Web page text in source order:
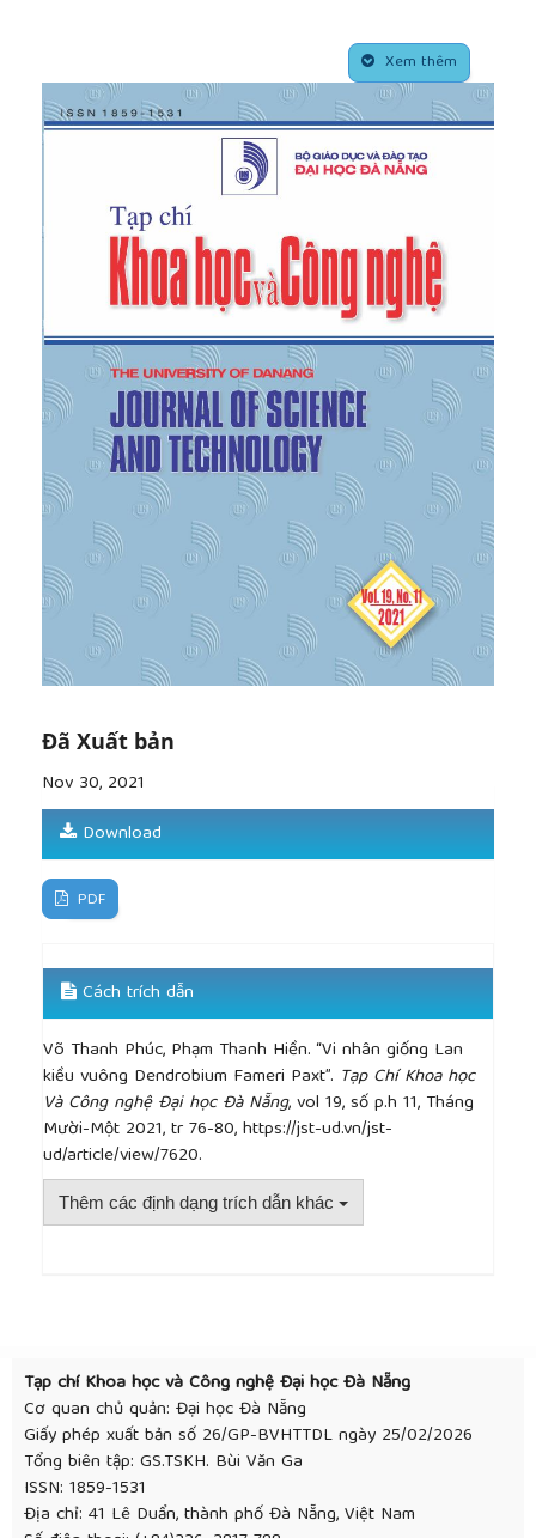
an Endangered Orchid – Dendrobium farmeri Paxt.
(Orchidaceae)”, Floriculture and Ornamental
Biotechnology, vol 4, 2010, pp. 22- 28.
[5]Teixeira da Silva J.A., Cardoso J.C., Dobraszki J,
Zeng S., “Dendrobium micropropagation: a review”,
Plant Cell Rep, vol 34, 2015, pp. 671–704.
Lê Hồng Giang, Nguyễn Bảo Toàn, “Hiệu quả
của chitosan lên sự sinh trưởng của cụm chồi và
cây con lan hồ điệp (Phalaenopsis sp.) in vitro”. Tạp
chí Khoa học, số 24 a, 2012, trang 88-95.
[7]Tantasawat P., Wannajindaporn A., Chantawaree
C., Wangpunga C., Poomsom K., Sorntip A.,
“Chitosan stimulates growth of micropropagated
Dendrobium plantlets”, Acta horticulturae, vol 878,
2010, pp. 205-212.
[8]Murashige T., Skoog F., "A revised medium for
rapid growth and bio assays with tobacco tissue
cultures". Physiologia Plantarum, vol 15 (3), 1962, pp.
473–497.
[9]Mai Thị Phương Hoa, Đỗ Tiến Vinh, “Nuôi cấy
protocorm lan thạch hộc thiết bì (Dendrobium
officinale Kimura et Migo) in vitro”, Tạp chí Khoa
học & Công nghệ, số 3, 2018, trang 52-58.
[10] Khatun H, Khatun M.M., Biswas M.S., Kabir M.R.,
Al-Amin M., “In vitro growth and development of
Dendrobium Hybrid orchid”. Bangladesh J. Agril. Res,
[11]Đặng Thị Thắm, H’Yon Niê Bing, Nguyễn Thị
Thanh Hằng, Đinh Văn Khiêm, Nông Văn Duy, Trần
Thái Vinh, Quách Văn Hợi, Vũ Kim Công, “Vi nhân
giống lan nhất điểm hoàng (Dendrobium
heterocarpum Lindl.)”, Tạp chí Công nghệ Sinh học,
số 16 (1), 2018, trang 127-135.
[12]
(Dendrobium officinale Kimura et Migo)”, Tạp chí
– 38.
[13] Nguyễn Đức Lượng, Lê Thị Thủy Tiên, Công
nghệ tế bào, Nhà xuất bản Đại học quốc gia
TPHCM, 2016.
[14] Aktar S.A., Nasiruddin K. M., Hossain K, “Effects
of different media and organic additives interaction
on in vitro regeneration of Dendrobium orchid”,
Journal of Agriculture & Rural Development, vol 6
P., Pichyangkura R., Bunjongrat R., Chadchawan S.,
& Limpanavech P., “Improving the micropropagation
efficiency of hybrid Dendrobium orchids with
chitosan”, Scientia Horticulturae, vol 124, 2010, pp.
490–499.
[17]Uthairatanakij A., Teixeira da Silva J.A., Obsuwan
Xem thêm
Đã Xuất bản
Nov 30, 2021
Download
PDF
Cách trích dẫn
Võ Thanh Phúc, Phạm Thanh Hiền. “Vi nhân giống Lan
kiều vuông Dendrobium Fameri Paxt”. Tạp Chí Khoa học
Và Công nghệ Đại học Đà Nẵng, vol 19, số p.h 11, Tháng
Mười-Một 2021, tr 76-80, https://jst-ud.vn/jst-
ud/article/view/7620.
Thêm các định dạng trích dẫn khác
Tạp chí Khoa học và Công nghệ Đại học Đà Nẵng
Cơ quan chủ quản: Đại học Đà Nẵng
Giấy phép xuất bản số 26/GP-BVHTTDL ngày 25/02/2026
Tổng biên tập: GS.TSKH. Bùi Văn Ga
ISSN: 1859-1531
Địa chỉ: 41 Lê Duẩn, thành phố Đà Nẵng, Việt Nam